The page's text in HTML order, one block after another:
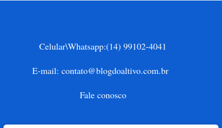
Celular\Whatsapp:(14) 99102-4041
E-mail: contato@blogdoaltivo.com.br
Fale conosco